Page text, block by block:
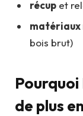
récup et
matériaux
bois brut)
Pourquoi
de plus